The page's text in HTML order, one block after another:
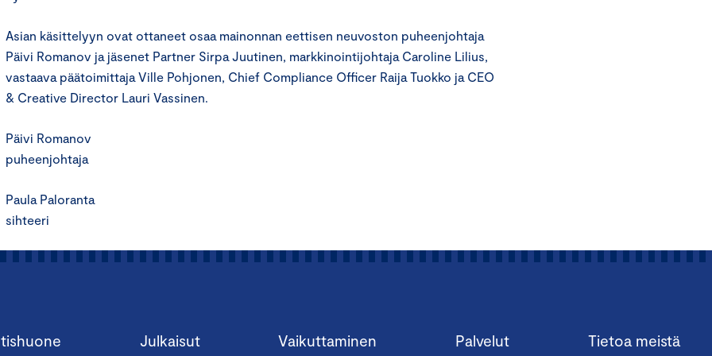
Asian käsittelyyn ovat ottaneet osaa mainonnan eettisen neuvoston puheenjohtaja
Päivi Romanov ja jäsenet Partner Sirpa Juutinen, markkinointijohtaja Caroline Lilius,
vastaava päätoimittaja Ville Pohjonen, Chief Compliance Officer Raija Tuokko ja CEO
& Creative Director Lauri Vassinen.
Päivi Romanov
puheenjohtaja
Paula Paloranta
sihteeri
Julkaisut Vaikuttaminen Palvelut Tietoa meistä